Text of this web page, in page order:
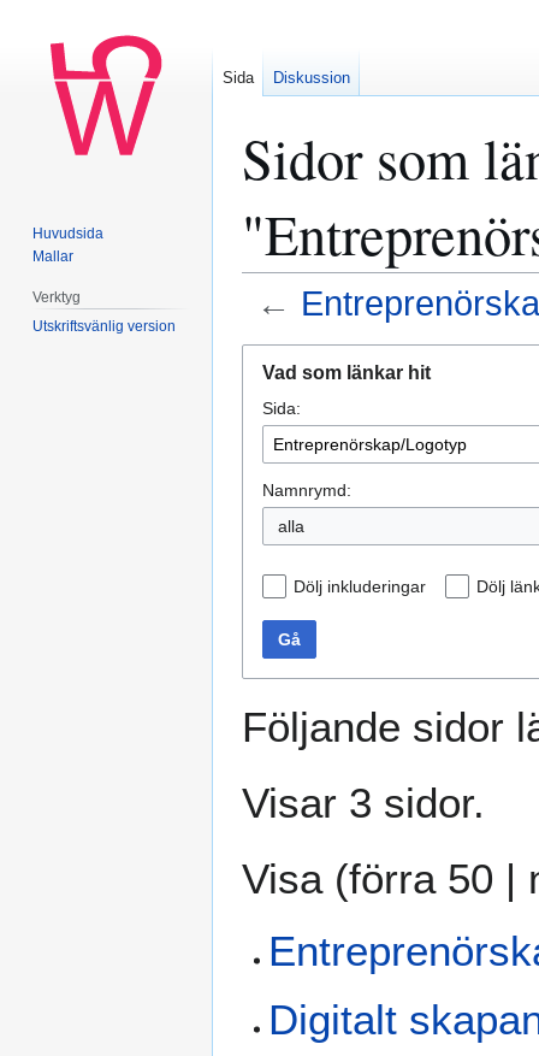
Sidor som
←
navigering
sök
Vad som länkar hit
Sida:
Namnrymd:
alla
Dölj inkluderingar Dölj
Gå
Följande sidor
Visar 3 sidor.
Visa (förra 50 |
Digitalt
Sida Diskussion
Huvudsida
Mallar
Verktyg
Utskriftsvänlig version